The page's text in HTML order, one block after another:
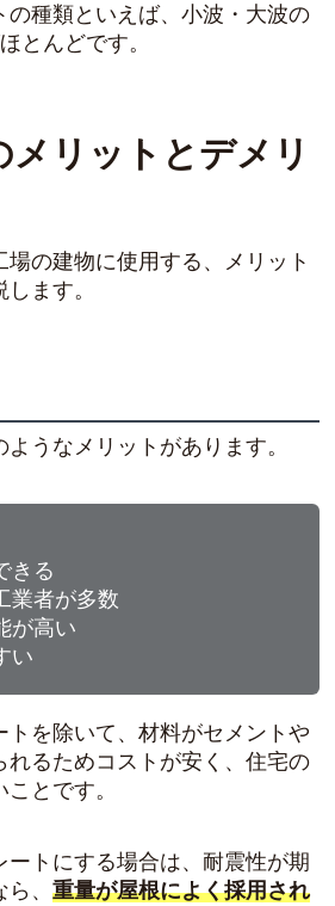
の種類といえば、小波・大波の
とんどです。
メリットとデメリ
場の建物に使用する、メリット
ます。
うなメリットがあります。
きる
業者が多数
が高い
い
トを除いて、材料がセメントや
れるためコストが安く、住宅の
とです。
ートにする場合は、耐震性が期
ら、重量が屋根によく採用され